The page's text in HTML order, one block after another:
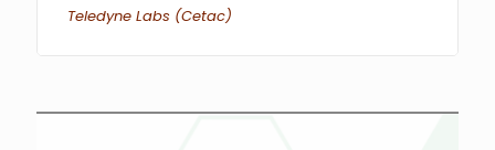
Teledyne Labs (Cetac)